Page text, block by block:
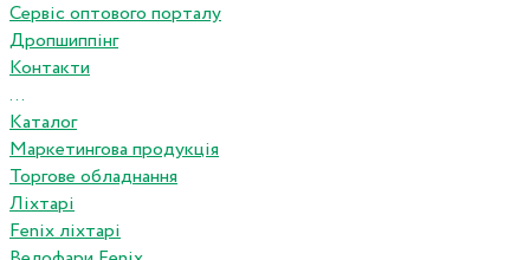
Сервіс оптового порталу
Дропшиппінг
Контакти
...
Каталог
Маркетингова продукція
Торгове обладнання
Ліхтарі
Fenix ліхтарі